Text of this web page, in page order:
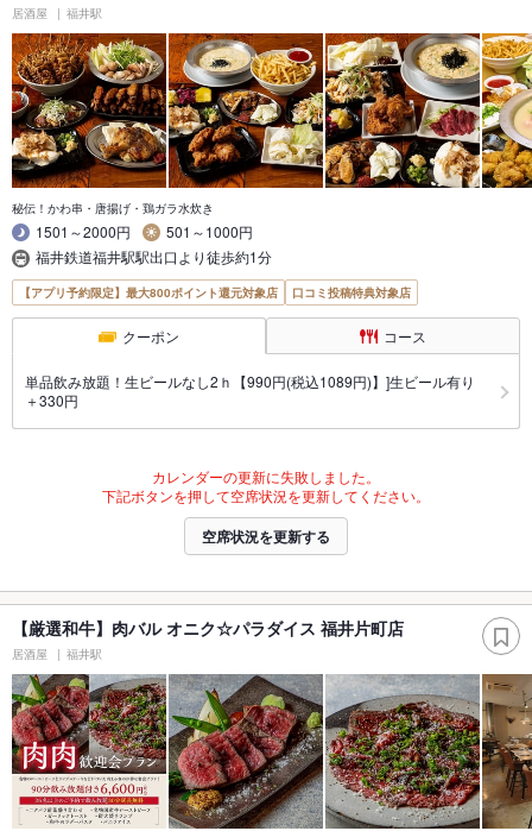
居酒屋 福井駅
秘伝！かわ串・唐揚げ・鶏ガラ水炊き
1501～2000円
501～1000円
福井鉄道福井駅駅出口より徒歩約1分
【アプリ予約限定】最大800ポイント還元対象店 口コミ投稿特典対象店
クーポン コース
単品飲み放題！生ビールなし2ｈ【990円(税込1089円)】]生ビール有り
＋330円
カレンダーの更新に失敗しました。
下記ボタンを押して空席状況を更新してください。
空席状況を更新する
【厳選和牛】肉バル オニク☆パラダイス 福井片町店
居酒屋 福井駅